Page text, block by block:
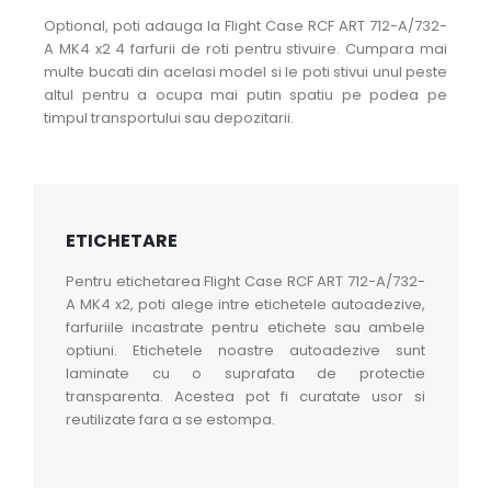
Optional, poti adauga la Flight Case RCF ART 712-A/732-
A MK4 x2 4 farfurii de roti pentru stivuire. Cumpara mai
multe bucati din acelasi model si le poti stivui unul peste
altul pentru a ocupa mai putin spatiu pe podea pe
timpul transportului sau depozitarii.
ETICHETARE
Pentru etichetarea Flight Case RCF ART 712-A/732-
A MK4 x2, poti alege intre etichetele autoadezive,
farfuriile incastrate pentru etichete sau ambele
optiuni. Etichetele noastre autoadezive sunt
laminate cu o suprafata de protectie
transparenta. Acestea pot fi curatate usor si
reutilizate fara a se estompa.